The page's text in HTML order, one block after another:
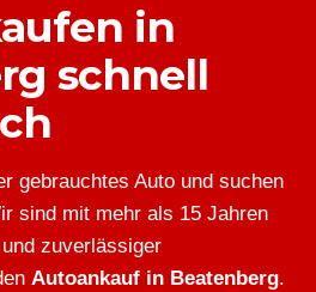
in
schnell
gebrauchtes Auto und suchen
sind mit mehr als 15 Jahren
zuverlässiger
Autoankauf in Beatenberg.